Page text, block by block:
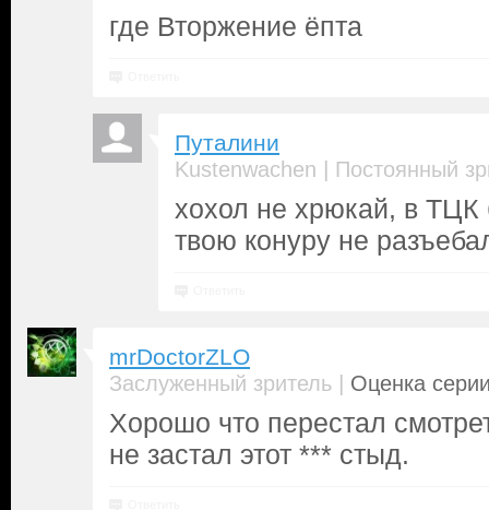
где Вторжение ёпта
Путалини
Kustenwachen | Постоянный
хохол не хрюкай, в
твою конуру не
mrDoctorZLO
Заслуженный зритель | Оценка
Хорошо что перестал
не застал этот *** стыд.